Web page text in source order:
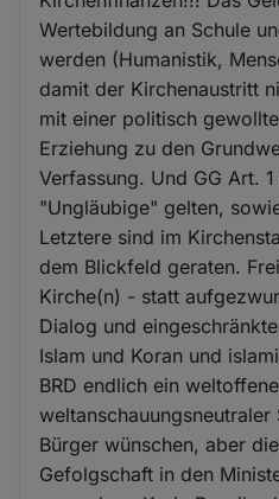
Wertebildung an Schule
werden (Humanistik,
damit der Kirchenaustritt
mit einer politisch
Erziehung zu den
Verfassung. Und GG Art.
"Ungläubige" gelten,
Letztere sind im
dem Blickfeld geraten.
Kirche(n) - statt
Dialog und
Islam und Koran und
BRD endlich ein
Bürger wünschen, aber
Gefolgschaft in den